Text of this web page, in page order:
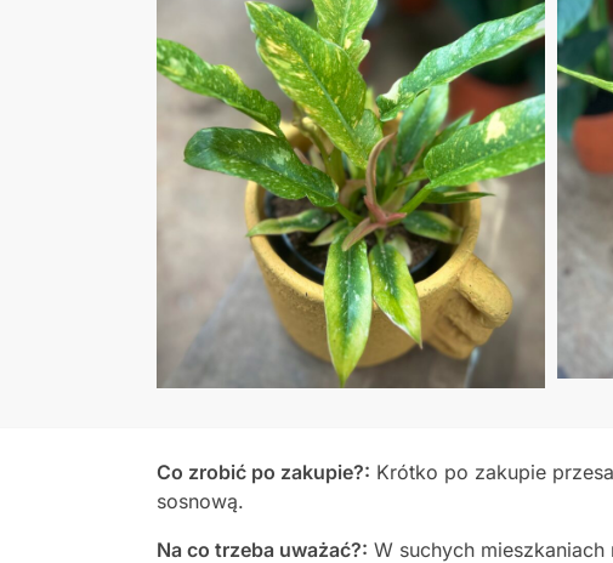
Co zrobić po zakupie?: Krótko po zakupie
sosnową.
Na co trzeba uważać?: W suchych